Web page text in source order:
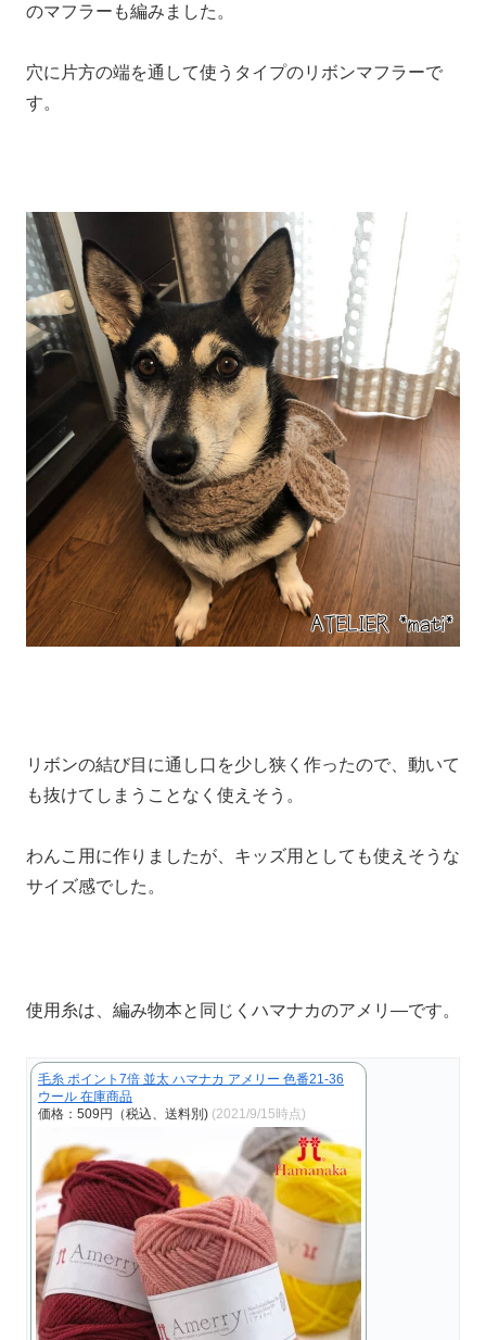
のマフラーも編みました。
穴に片方の端を通して使うタイプのリボンマフラーで
す。
リボンの結び目に通し口を少し狭く作ったので、動いて
も抜けてしまうことなく使えそう。
わんこ用に作りましたが、キッズ用としても使えそうな
サイズ感でした。
使用糸は、編み物本と同じくハマナカのアメリ―です。
毛糸 ポイント7倍 並太 ハマナカ アメリー 色番21-36
ウール 在庫商品
価格：509円（税込、送料別) (2021/9/15時点)